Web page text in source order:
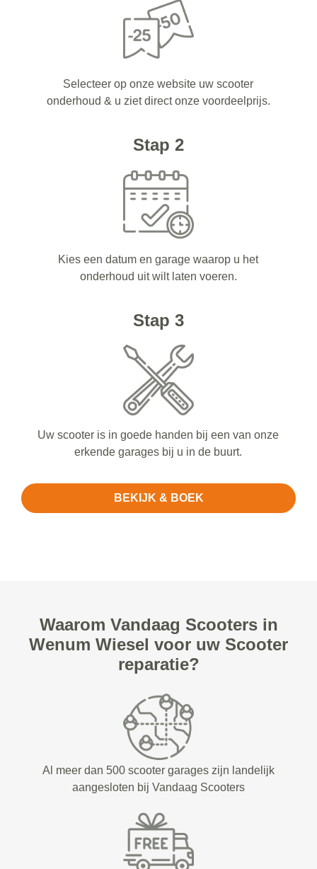
Selecteer op onze website uw scooter
onderhoud & u ziet direct onze voordeelprijs.
Stap 2
Kies een datum en garage waarop u het
onderhoud uit wilt laten voeren.
Stap 3
Uw scooter is in goede handen bij een van onze
erkende garages bij u in de buurt.
BEKIJK & BOEK
Waarom Vandaag Scooters in
Wenum Wiesel voor uw Scooter
reparatie?
Al meer dan 500 scooter garages zijn landelijk
aangesloten bij Vandaag Scooters